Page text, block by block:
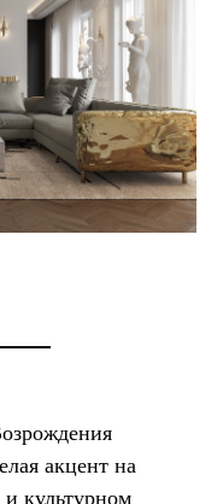
акцент на
и культурном